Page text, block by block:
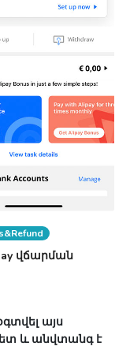
վճարման
այս
և անվտանգ է